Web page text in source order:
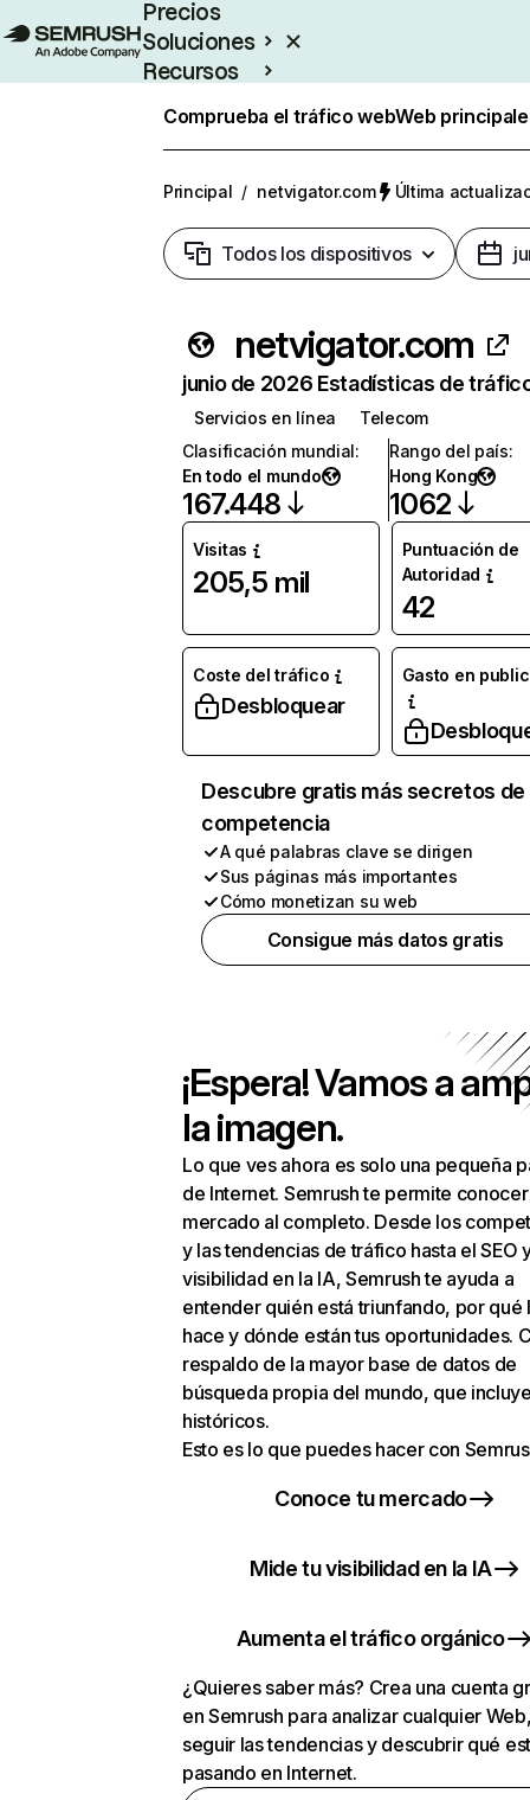
Precios
Soluciones
Recursos
Comprueba el tráfico webWeb
Principal / netvigator.com Última
Todos los dispositivos
netvigator.com
junio de 2026 Estadísticas de
Servicios en línea
Telecom
Clasificación mundial:
En todo el mundo
167.448
Rango del país:
Hong Kong
1062
Visitas
205,5 mil
Puntuación de
Autoridad
42
Coste del tráfico
Desbloquear
Gasto en
Descubre gratis más secretos de
competencia
A qué palabras clave se dirigen
Sus páginas más importantes
Cómo monetizan su web
Consigue más datos gratis
¡Espera! Vamos a
la imagen.
Lo que ves ahora es solo una pequeña
de Internet. Semrush te permite
mercado al completo. Desde los
y las tendencias de tráfico hasta el SEO
visibilidad en la IA, Semrush te ayuda a
entender quién está triunfando, por qué
hace y dónde están tus oportunidades.
respaldo de la mayor base de datos de
búsqueda propia del mundo, que
históricos.
Esto es lo que puedes hacer con
Conoce tu mercado
Mide tu visibilidad en la IA
Aumenta el tráfico orgánico
¿Quieres saber más? Crea una cuenta
en Semrush para analizar cualquier
seguir las tendencias y descubrir qué
pasando en Internet.